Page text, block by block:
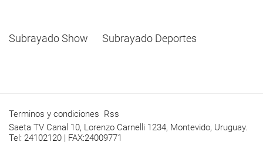
Subrayado Show Subrayado Deportes
Terminos y condiciones Rss
Saeta TV Canal 10, Lorenzo Carnelli 1234, Montevido, Uruguay.
Tel: 24102120 | FAX:24009771